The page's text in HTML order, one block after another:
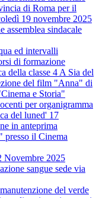
di Roma per il
19 novembre 2025
assemblea sindacale
ed intervalli
di formazione
della classe 4 A Sia del
del film "Anna" di
e Storia"
per organigramma
del luned' 17
in anteprima
presso il Cinema
Novembre 2025
sangue sede via
del verde